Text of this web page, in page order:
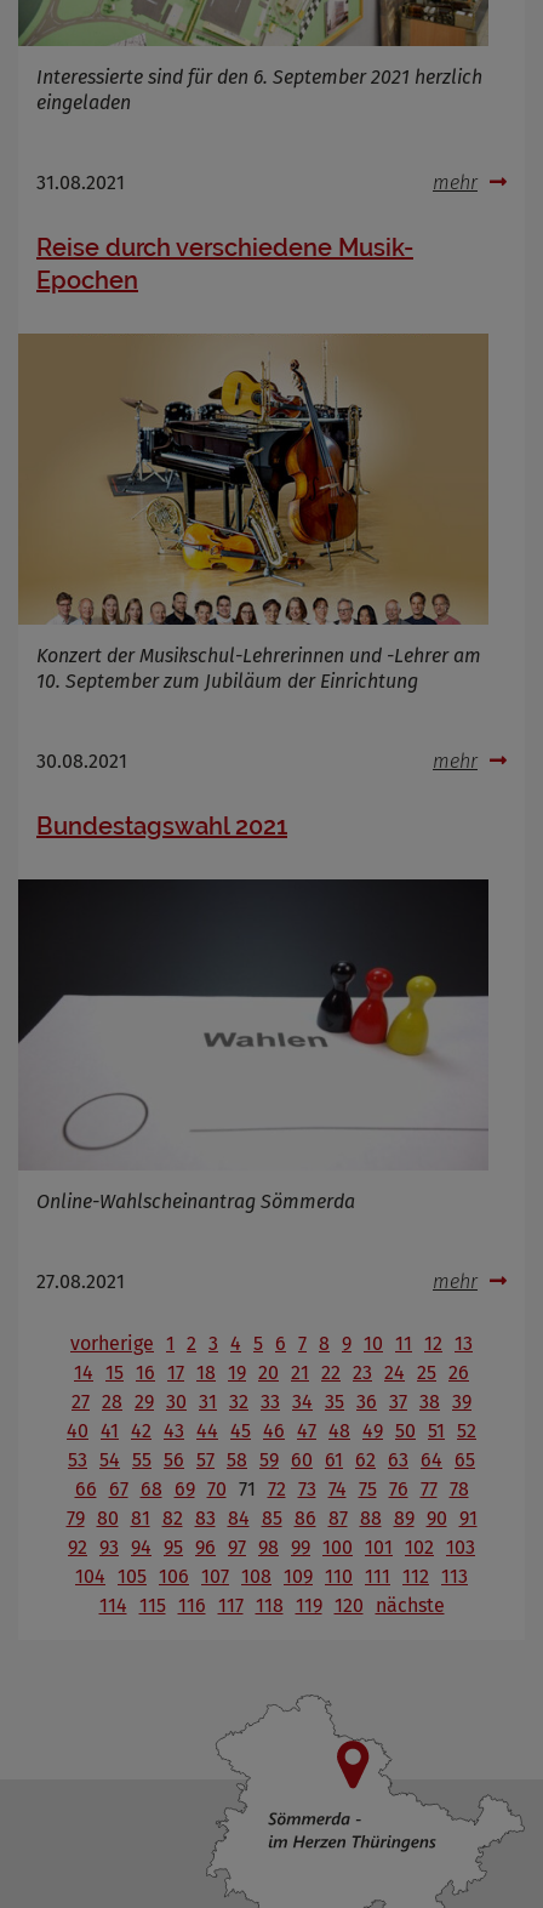
Interessierte sind für den 6. September 2021 herzlich
eingeladen
31.08.2021 mehr
Reise durch verschiedene Musik-
Epochen
Konzert der Musikschul-Lehrerinnen und -Lehrer am
10. September zum Jubiläum der Einrichtung
30.08.2021 mehr
Bundestagswahl 2021
Online-Wahlscheinantrag Sömmerda
27.08.2021 mehr
vorherige 1 2 3 4 5 6 7 8 9 10 11 12 13
14 15 16 17 18 19 20 21 22 23 24 25 26
27 28 29 30 31 32 33 34 35 36 37 38 39
40 41 42 43 44 45 46 47 48 49 50 51
52
53 54 55 56 57 58 59 60 61 62 63 64
65
66
67 68 69 70 71 72 73 74 75 76 77 78
79 80 81 82 83 84 85 86 87 88 89 90 91
92 93 94 95 96 97 98 99 100 101 102 103
104 105 106 107 108 109 110 111 112 113
114 115 116 117 118 119 120 nächste